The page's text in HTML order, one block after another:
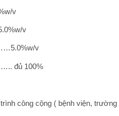
v
v
v
100%
công cộng ( bệnh viện,